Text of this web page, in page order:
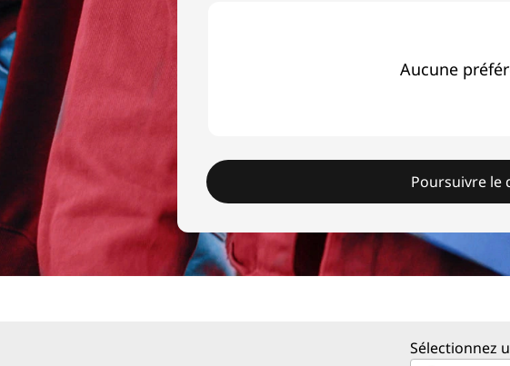
Aucune
Poursuivre le
Sélectionnez